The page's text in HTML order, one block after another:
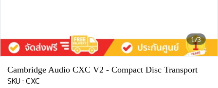
1/3
Cambridge Audio CXC V2 - Compact Disc Transport
SKU : CXC